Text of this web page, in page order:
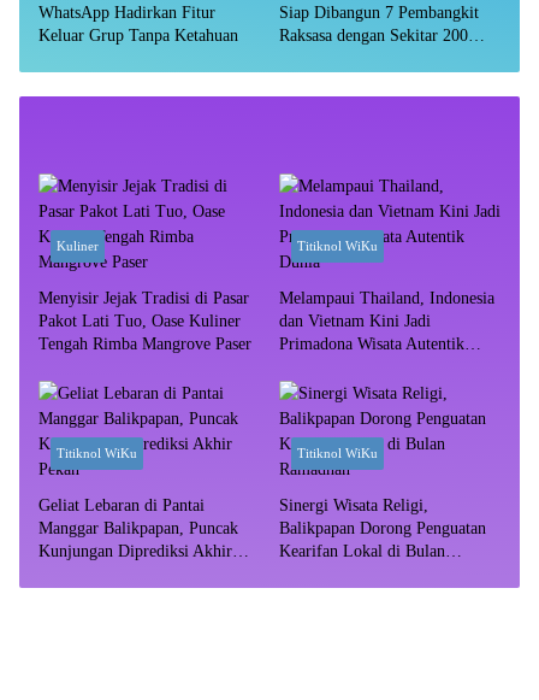
WhatsApp Hadirkan Fitur
Keluar Grup Tanpa Ketahuan
Siap Dibangun 7 Pembangkit
Raksasa dengan Sekitar 200
Kuliner
Menyisir Jejak Tradisi di Pasar
Pakot Lati Tuo, Oase Kuliner
Tengah Rimba Mangrove Paser
Titiknol WiKu
Melampaui Thailand, Indonesia
dan Vietnam Kini Jadi
Primadona Wisata Autentik
Titiknol WiKu
Geliat Lebaran di Pantai
Manggar Balikpapan, Puncak
Kunjungan Diprediksi Akhir
Titiknol WiKu
Sinergi Wisata Religi,
Balikpapan Dorong Penguatan
Kearifan Lokal di Bulan